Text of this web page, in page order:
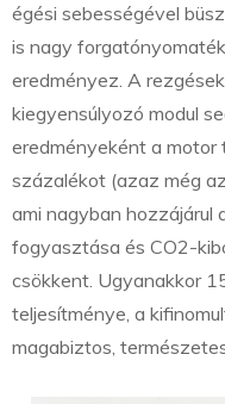
égési sebességével
is nagy
eredményez. A
kiegyensúlyozó modul
eredményeként a motor
százalékot (azaz még
ami nagyban hozzájárul
fogyasztása és CO2-
csökkent. Ugyanakkor
teljesítménye, a
magabiztos,